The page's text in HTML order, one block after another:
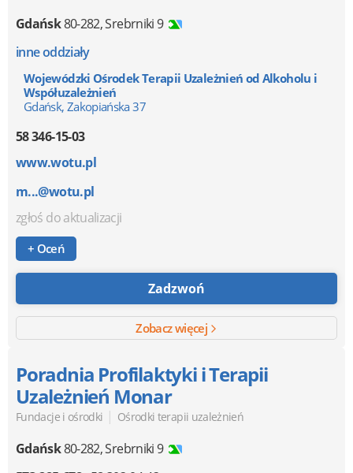
Gdańsk80-282,Srebrniki 9
inne oddziały
Wojewódzki Ośrodek Terapii Uzależnień od Alkoholu i
Współuzależnień
Gdańsk, Zakopiańska 37
58 346-15-03
www.wotu.pl
m...@wotu.pl
zgłoś do aktualizacji
+ Oceń
Zadzwoń
Zobacz więcej
Poradnia Profilaktyki i Terapii
Uzależnień Monar
Fundacje i ośrodki | Ośrodki terapii uzależnień
Gdańsk80-282,Srebrniki 9